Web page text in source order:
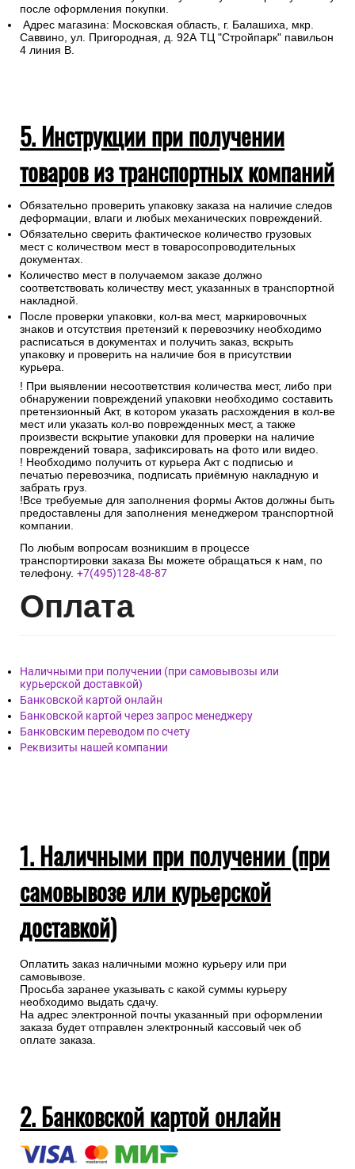
после оформления покупки.
Адрес магазина: Московская область, г. Балашиха, мкр.
Саввино, ул. Пригородная, д. 92А ТЦ "Стройпарк" павильон
4 линия В.
5. Инструкции при получении
товаров из транспортных компаний
Обязательно проверить упаковку заказа на наличие следов
деформации, влаги и любых механических повреждений.
Обязательно сверить фактическое количество грузовых
мест с количеством мест в товаросопроводительных
документах.
Количество мест в получаемом заказе должно
соответствовать количеству мест, указанных в транспортной
накладной.
После проверки упаковки, кол-ва мест, маркировочных
знаков и отсутствия претензий к перевозчику необходимо
расписаться в документах и получить заказ, вскрыть
упаковку и проверить на наличие боя в присутствии
курьера.
! При выявлении несоответствия количества мест, либо при
обнаружении повреждений упаковки необходимо составить
претензионный Акт, в котором указать расхождения в кол-ве
мест или указать кол-во поврежденных мест, а также
произвести вскрытие упаковки для проверки на наличие
повреждений товара, зафиксировать на фото или видео.
! Необходимо получить от курьера Акт с подписью и
печатью перевозчика, подписать приёмную накладную и
забрать груз.
!Все требуемые для заполнения формы Актов должны быть
предоставлены для заполнения менеджером транспортной
компании.
По любым вопросам возникшим в процессе
транспортировки заказа Вы можете обращаться к нам, по
телефону. +7(495)128-48-87
Оплата
Наличными при получении (при самовывозы или
курьерской доставкой)
Банковской картой онлайн
Банковской картой через запрос менеджеру
Банковским переводом по счету
Реквизиты нашей компании
1. Наличными при получении (при
самовывозе или курьерской
доставкой)
Оплатить заказ наличными можно курьеру или при
самовывозе.
Просьба заранее указывать с какой суммы курьеру
необходимо выдать сдачу.
На адрес электронной почты указанный при оформлении
заказа будет отправлен электронный кассовый чек об
оплате заказа.
2. Банковской картой онлайн